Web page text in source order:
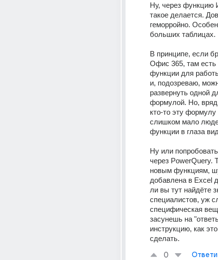
Ну, через
такое делается.
геморройно.
больших таблицах.
В принципе, если
Офис 365, там есть
функции для
и, подозреваю,
развернуть одной
формулой. Но, вряд
кто-то эту формулу
слишком мало
функции в глаза
Ну или
через PowerQuery.
новым функциям,
добавлена в Excel
ли вы тут найдёте
специалистов, уж
специфическая
засунешь на
инструкцию, как
сделать.
0